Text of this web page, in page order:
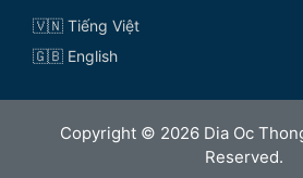
🇻🇳 Tiếng Việt
🇬🇧 English
Copyright © 2026 Dia Oc
Reserved.